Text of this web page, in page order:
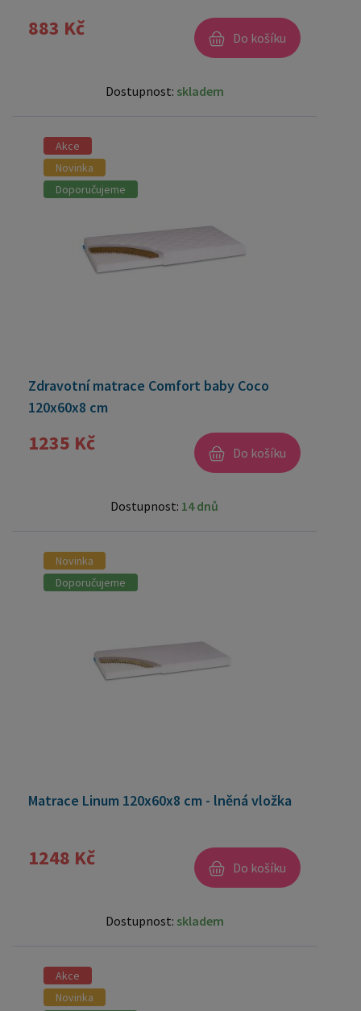
883 Kč Do košíku
Dostupnost: skladem
Akce
Novinka
Doporučujeme
Zdravotní matrace Comfort baby Coco
120x60x8 cm
1235 Kč Do košíku
Dostupnost: 14 dnů
Novinka
Doporučujeme
Matrace Linum 120x60x8 cm - lněná vložka
1248 Kč Do košíku
Dostupnost: skladem
Akce
Novinka